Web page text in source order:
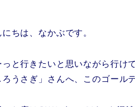
にちは、なかぶです。
っと行きたいと思いながら行け
ろうさぎ」さんへ、このゴール